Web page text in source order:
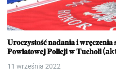
𝐔𝐫𝐨𝐜𝐳𝐲𝐬𝐭𝐨𝐬́𝐜́ 𝐧𝐚𝐝𝐚𝐧𝐢𝐚 𝐢
𝐏𝐨𝐰𝐢𝐚𝐭𝐨𝐰𝐞𝐣 𝐏𝐨𝐥𝐢𝐜𝐣𝐢 𝐰 𝐓𝐮𝐜𝐡𝐨𝐥𝐢
11 września 2022